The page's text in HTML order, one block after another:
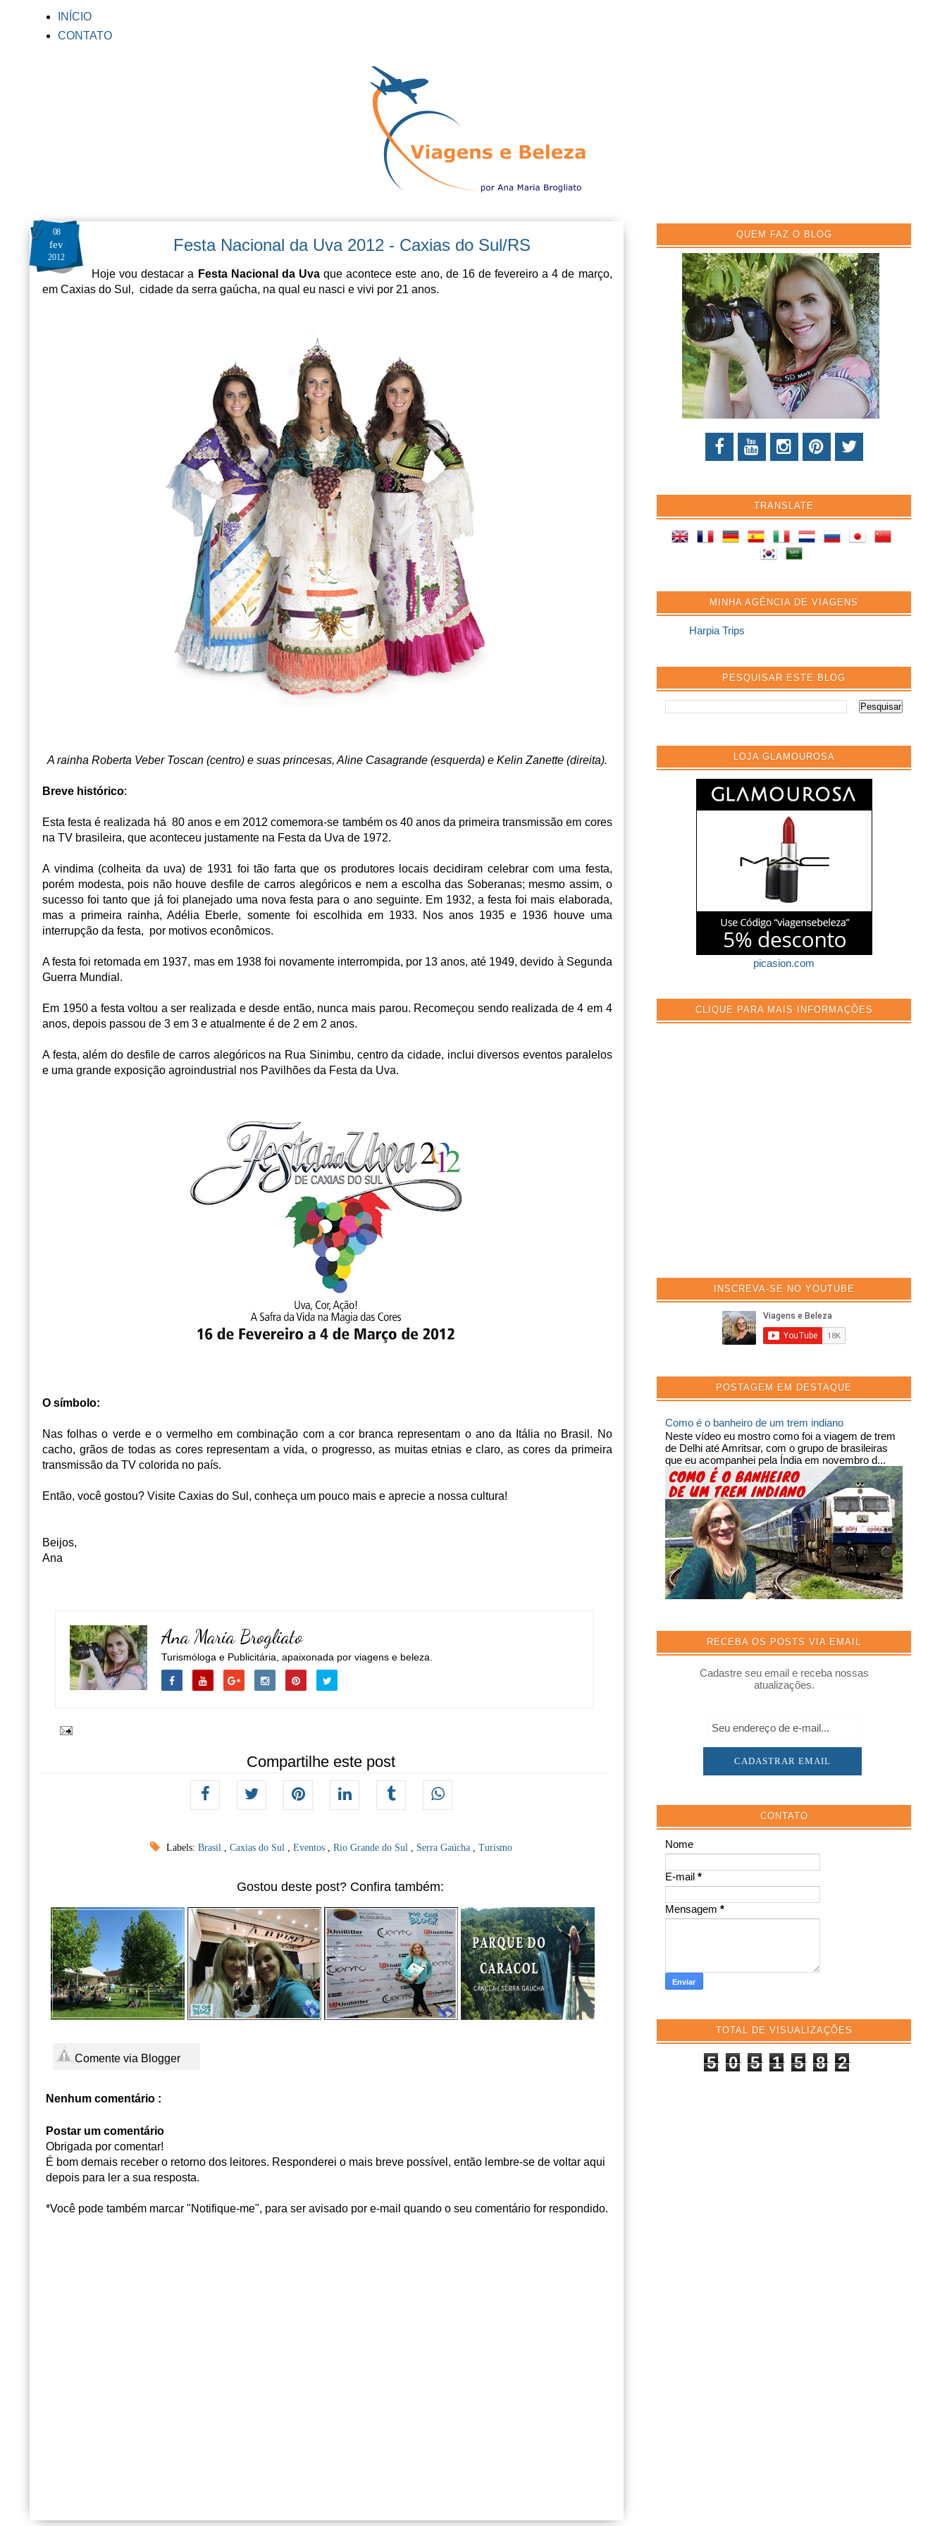
INÍCIO
CONTATO
08
fev
2012
Festa Nacional da Uva 2012 - Caxias do Sul/RS
Hoje vou destacar a Festa Nacional da Uvaque acontece este ano, de 16 de fevereiro a 4 de março,
em Caxias do Sul, cidade da serra gaúcha, na qual eu nasci e vivi por 21 anos.
A rainha Roberta Veber Toscan (centro) e suas princesas, Aline Casagrande (esquerda) e Kelin Zanette (direita).
Breve histórico:
Esta festa é realizada há 80 anos e em 2012 comemora-se também os 40 anos da primeira transmissão em cores
na TV brasileira, que aconteceu justamente na Festa da Uva de 1972.
A vindima (colheita da uva) de 1931 foi tão farta que os produtores locais decidiram celebrar com uma festa,
porém modesta, pois não houve desfile de carros alegóricos e nem a escolha das Soberanas; mesmo assim, o
sucesso foi tanto que já foi planejado uma nova festa para o ano seguinte. Em 1932, a festa foi mais elaborada,
mas a primeira rainha, Adélia Eberle, somente foi escolhida em 1933. Nos anos 1935 e 1936 houve uma
interrupção da festa, por motivos econômicos.
A festa foi retomada em 1937, mas em 1938 foi novamente interrompida, por 13 anos, até 1949, devido à Segunda
Guerra Mundial.
Em 1950 a festa voltou a ser realizada e desde então, nunca mais parou. Recomeçou sendo realizada de 4 em 4
anos, depois passou de 3 em 3 e atualmente é de 2 em 2 anos.
A festa, além do desfile de carros alegóricos na Rua Sinimbu, centro da cidade, inclui diversos eventos paralelos
e uma grande exposição agroindustrial nos Pavilhões da Festa da Uva.
O símbolo:
Nas folhas o verde e o vermelho em combinação com a cor branca representam o ano da Itália no Brasil. No
cacho, grãos de todas as cores representam a vida, o progresso, as muitas etnias e claro, as cores da primeira
transmissão da TV colorida no país.
Então, você gostou? Visite Caxias do Sul, conheça um pouco mais e aprecie a nossa cultura!
Beijos,
Ana
Ana Maria Brogliato
Turismóloga e Publicitária, apaixonada por viagens e beleza.
Compartilhe este post
Labels:Brasil ,Caxias do Sul ,Eventos ,Rio Grande do Sul Serra Gaúcha ,Turismo
Gostou deste post? Confira também:
Comente via Blogger
Nenhum comentário :
Postar um comentário
Obrigada por comentar!
É bom demais receber o retorno dos leitores. Responderei o mais breve possível, então lembre-se de voltar aqui
depois para ler a sua resposta.
*Você pode também marcar "Notifique-me", para ser avisado por e-mail quando o seu comentário for respondido.
QUEM FAZ O BLOG
TRANSLATE
MINHA AGÊNCIA DE VIAGENS
Harpia Trips
PESQUISAR ESTE BLOG
LOJA GLAMOUROSA
picasion.com
CLIQUE PARA MAIS INFORMAÇÕES
INSCREVA-SE NO YOUTUBE
POSTAGEM EM DESTAQUE
Como é o banheiro de um trem indiano
Neste vídeo eu mostro como foi a viagem de trem
de Delhi até Amritsar, com o grupo de brasileiras
que eu acompanhei pela Índia em novembro d...
RECEBA OS POSTS VIA EMAIL
Cadastre seu email e receba nossas
atualizações.
CONTATO
Nome
E-mail *
Mensagem *
TOTAL DE VISUALIZAÇÕES
5 0 5 1 5 8 2